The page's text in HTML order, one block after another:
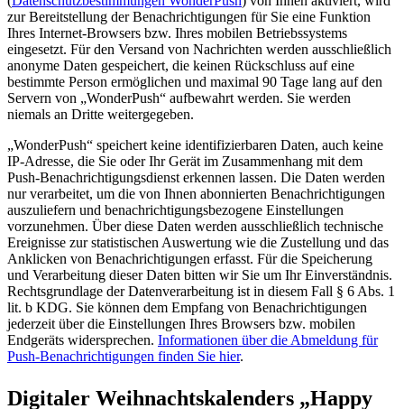
zur Bereitstellung der Benachrichtigungen für Sie eine Funktion
Ihres Internet-Browsers bzw. Ihres mobilen Betriebssystems
eingesetzt. Für den Versand von Nachrichten werden ausschließlich
anonyme Daten gespeichert, die keinen Rückschluss auf eine
bestimmte Person ermöglichen und maximal 90 Tage lang auf den
Servern von „WonderPush“ aufbewahrt werden. Sie werden
niemals an Dritte weitergegeben.
„WonderPush“ speichert keine identifizierbaren Daten, auch keine
IP-Adresse, die Sie oder Ihr Gerät im Zusammenhang mit dem
Push-Benachrichtigungsdienst erkennen lassen. Die Daten werden
nur verarbeitet, um die von Ihnen abonnierten Benachrichtigungen
auszuliefern und benachrichtigungsbezogene Einstellungen
vorzunehmen. Über diese Daten werden ausschließlich technische
Ereignisse zur statistischen Auswertung wie die Zustellung und das
Anklicken von Benachrichtigungen erfasst. Für die Speicherung
und Verarbeitung dieser Daten bitten wir Sie um Ihr Einverständnis.
Rechtsgrundlage der Datenverarbeitung ist in diesem Fall § 6 Abs. 1
lit. b KDG. Sie können dem Empfang von Benachrichtigungen
jederzeit über die Einstellungen Ihres Browsers bzw. mobilen
Endgeräts widersprechen. Informationen über die Abmeldung für
Push-Benachrichtigungen finden Sie hier.
Digitaler Weihnachtskalenders „Happy